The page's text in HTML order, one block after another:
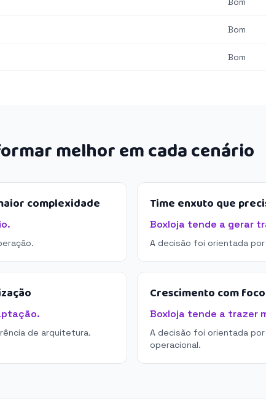
Bom
Bom
melhor em cada cenário
complexidade Time enxuto que
Boxloja tende a gerar
A decisão foi orientada
de arquitetura.
Crescimento com
Boxloja tende a trazer
A decisão foi orientada
operacional.